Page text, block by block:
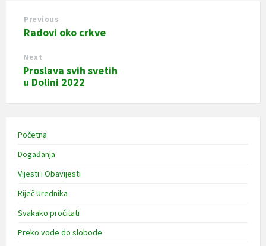
Previous
Radovi oko crkve
Next
Proslava svih svetih
u Dolini 2022
Početna
Događanja
Vijesti i Obavijesti
Riječ Urednika
Svakako pročitati
Preko vode do slobode